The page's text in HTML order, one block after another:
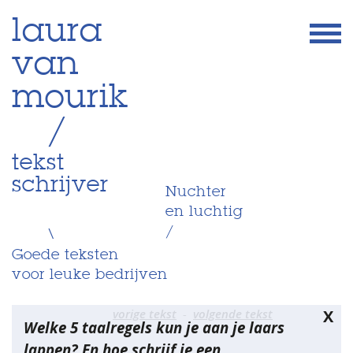
Skip
to
content
laura
van
mourik
/
tekst
schrijver
\
Nuchter
en luchtig
/
Goede teksten
voor leuke bedrijven
X
Welke 5 taalregels kun je aan je laars
Bericht
navigatie
vorige tekst volgende tekst